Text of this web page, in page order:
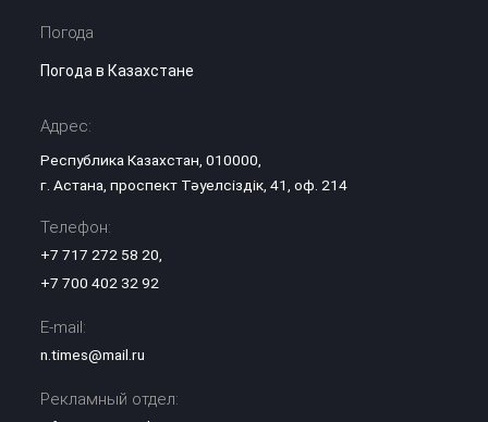
Погода
Погода в Казахстане
Адрес:
Республика Казахстан, 010000,
г. Астана, проспект Тәуелсіздік, 41, оф. 214
Телефон:
+7 717 272 58 20,
+7 700 402 32 92
E-mail:
n.times@mail.ru
Рекламный отдел: